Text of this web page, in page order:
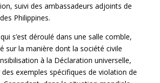
suivi des ambassadeurs adjoints de
Philippines.
s’est déroulé dans une salle comble,
sur la manière dont la société civile
à la Déclaration universelle,
exemples spécifiques de violation de